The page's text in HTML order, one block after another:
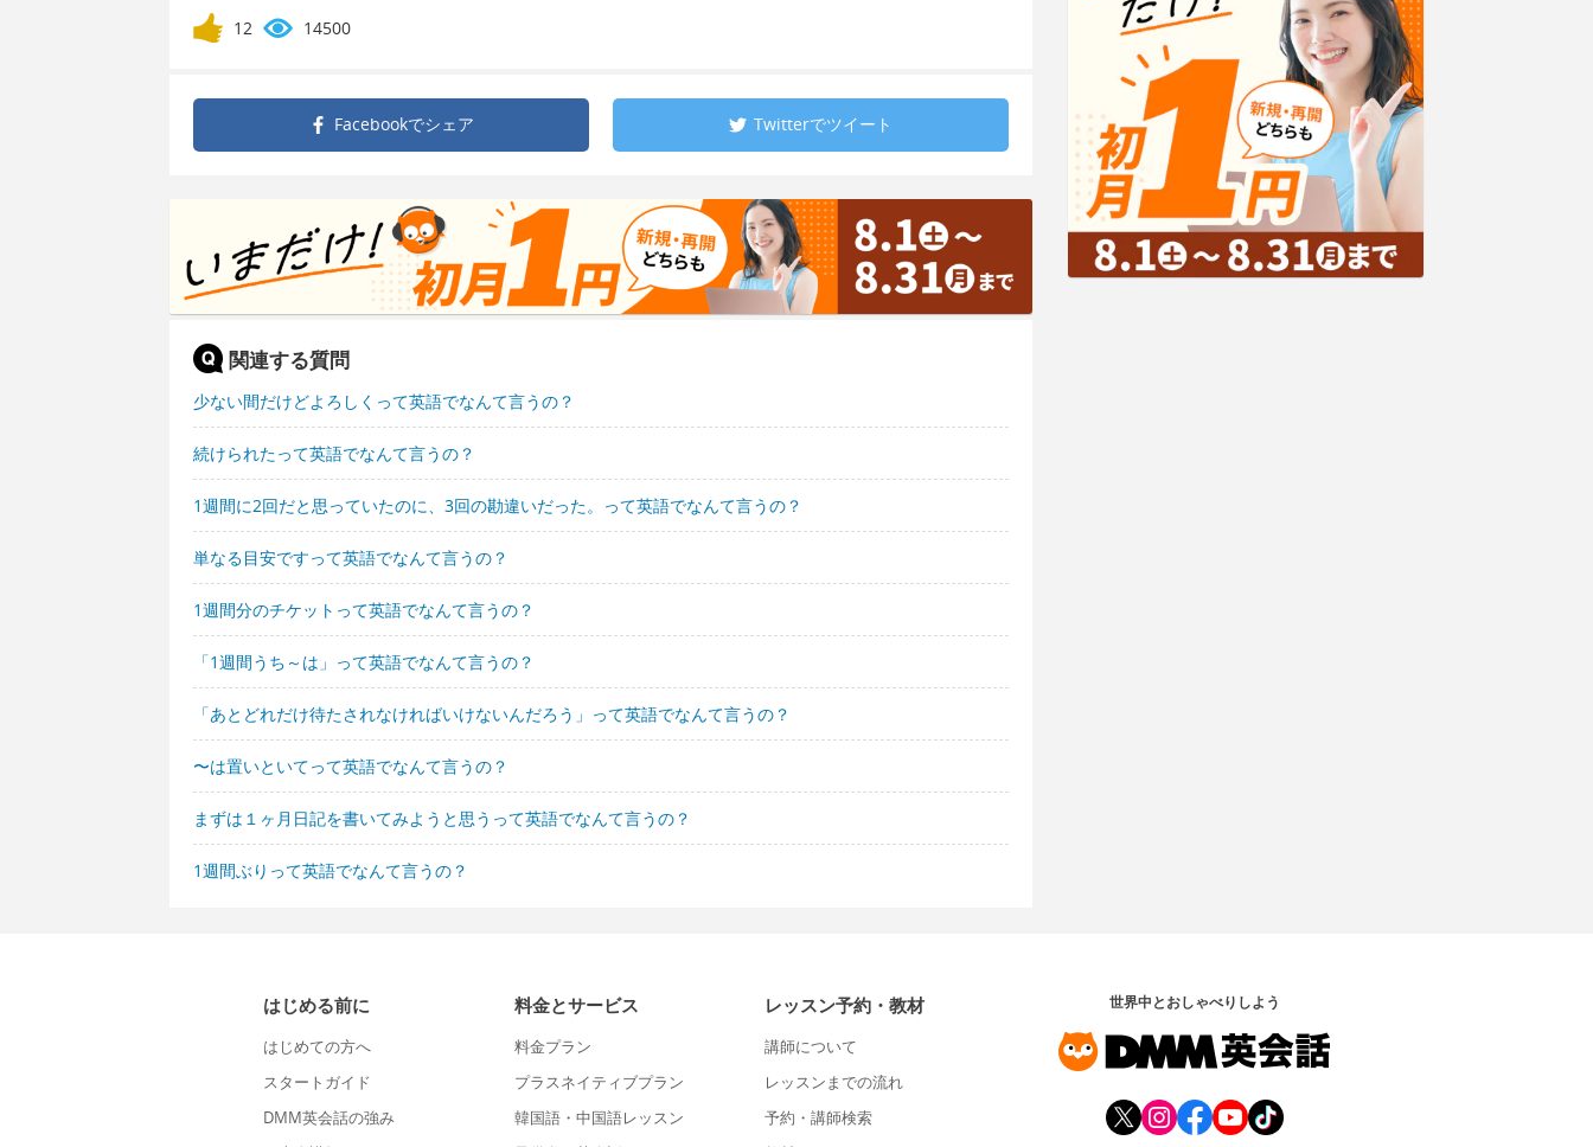
12 14500
Facebookでシェア Twitterでツイート
関連する質問
少ない間だけどよろしくって英語でなんて言うの？
続けられたって英語でなんて言うの？
1週間に2回だと思っていたのに、3回の勘違いだった。って英語でなんて言うの？
単なる目安ですって英語でなんて言うの？
1週間分のチケットって英語でなんて言うの？
「1週間うち～は」って英語でなんて言うの？
「あとどれだけ待たされなければいけないんだろう」って英語でなんて言うの？
〜は置いといてって英語でなんて言うの？
まずは１ヶ月日記を書いてみようと思うって英語でなんて言うの？
1週間ぶりって英語でなんて言うの？
はじめる前に
はじめての方へ
スタートガイド
DMM英会話の強み
料金とサービス
料金プラン
プラスネイティブプラン
韓国語・中国語レッスン
レッスン予約・教材
講師について
レッスンまでの流れ
予約・講師検索
世界中とおしゃべりしよう